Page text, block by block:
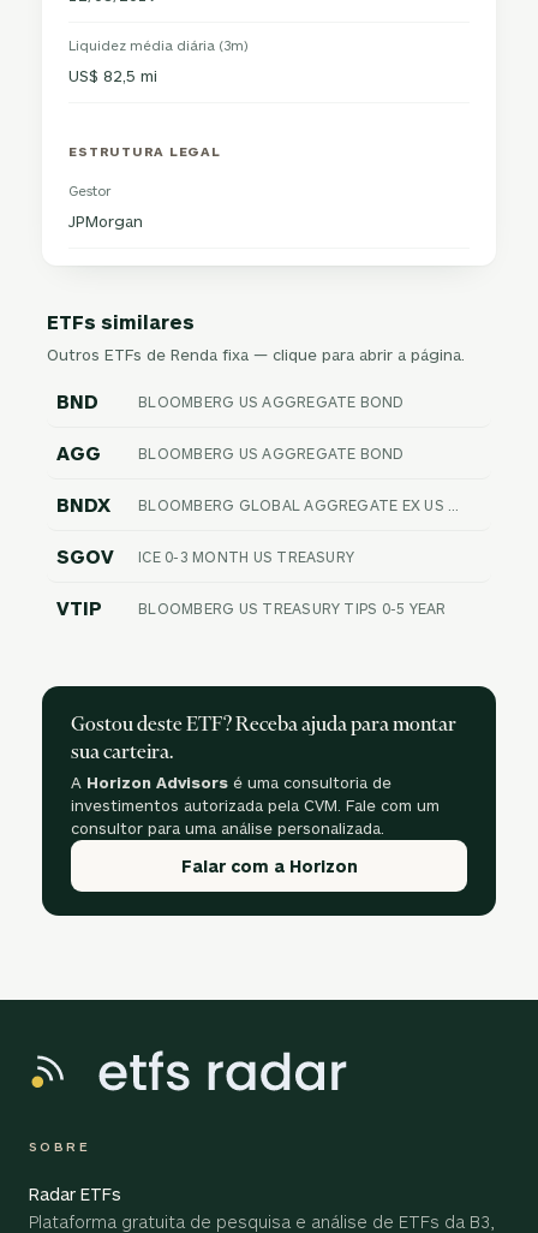
Liquidez média diária (3m)
US$ 82,5 mi
ESTRUTURA LEGAL
Gestor
JPMorgan
ETFs similares
Outros ETFs de Renda fixa — clique para abrir a página.
BND BLOOMBERG US AGGREGATE BOND
AGG BLOOMBERG US AGGREGATE BOND
BNDX
SGOV ICE 0-3 MONTH US TREASURY
VTIP BLOOMBERG US TREASURY TIPS 0-5 YEAR
Gostou deste ETF? Receba ajuda para montar
sua carteira.
A Horizon Advisors é uma consultoria de
investimentos autorizada pela CVM. Fale com um
consultor para uma análise personalizada.
Falar com a Horizon
SOBRE
Radar ETFs
Plataforma gratuita de pesquisa e análise de ETFs da B3,